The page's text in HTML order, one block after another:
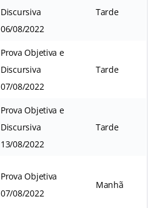
Discursiva
06/08/2022
Tarde
Prova Objetiva e
Discursiva
07/08/2022
Tarde
Prova Objetiva e
Discursiva
13/08/2022
Tarde
Prova Objetiva
07/08/2022
Manhã